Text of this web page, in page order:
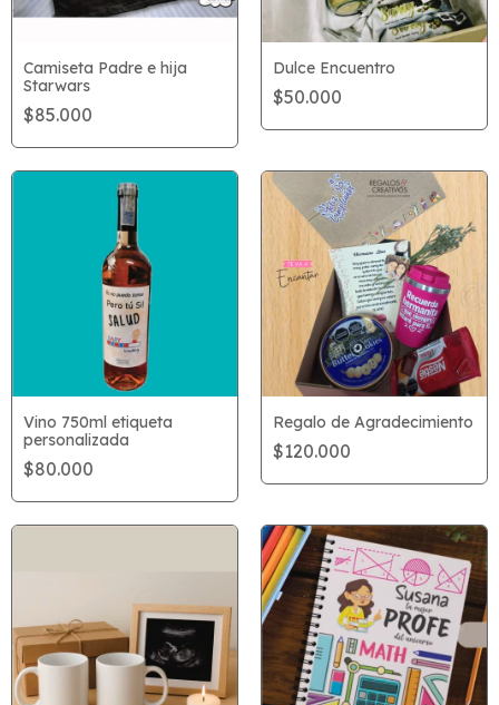
Camiseta Padre e hija
Starwars
$85.000
Dulce Encuentro
$50.000
Vino 750ml etiqueta
personalizada
$80.000
Regalo de Agradecimiento
$120.000